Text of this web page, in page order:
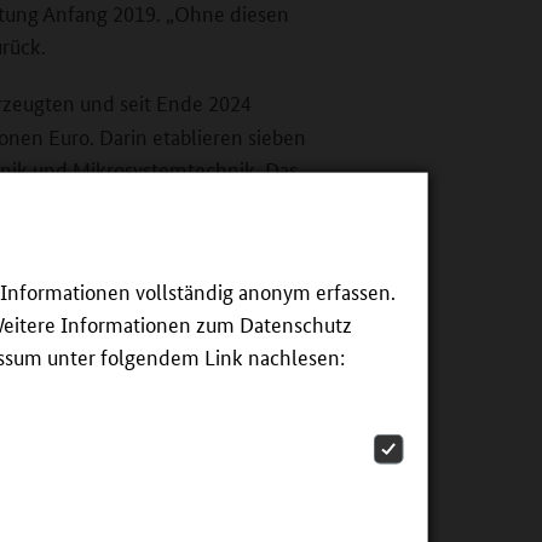
vollständig anonym erfassen.
Informationen zum Datenschutz
unter folgendem Link nachlesen:
Anfang 2019. „Ohne diesen
und seit Ende 2024
Euro. Darin etablieren sieben
und Mikrosystemtechnik. Das
für Fach- und